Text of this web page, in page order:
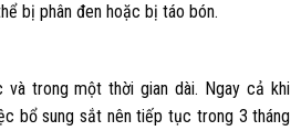
bị phân đen hoặc bị táo bón.
và trong một thời gian dài. Ngay cả khi
bổ sung sắt nên tiếp tục trong 3 tháng